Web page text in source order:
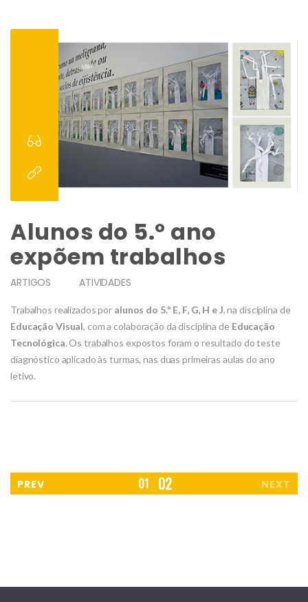
Alunos do 5.º ano
expõem trabalhos
ARTIGOS ATIVIDADES
Trabalhos realizados por alunos do 5.º E, F, G, H e J, na disciplina de
Educação Visual, com a colaboração da disciplina de Educação
Tecnológica. Os trabalhos expostos foram o resultado do teste
diagnóstico aplicado às turmas, nas duas primeiras aulas do ano
letivo.
PREV 1 2 NEXT